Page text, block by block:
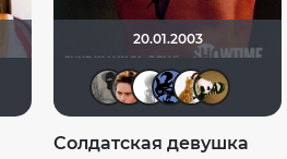
Poupee Folle
Юнипиструм
20.01.2003
Великий
Poupee
Солдатская девушка